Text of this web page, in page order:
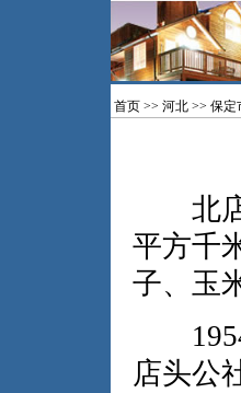
首页 >> 河北 >> 保定
北店
平方千
子、玉
1954
店头公